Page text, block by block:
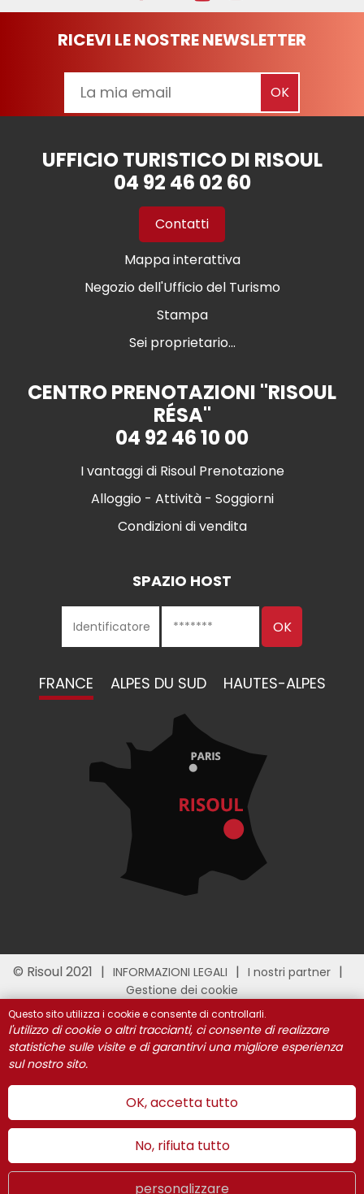
RICEVI LE NOSTRE NEWSLETTER
UFFICIO TURISTICO DI RISOUL
04 92 46 02 60
Contatti
Mappa interattiva
Negozio dell'Ufficio del Turismo
Stampa
Sei proprietario...
CENTRO PRENOTAZIONI "RISOUL
RÉSA"
04 92 46 10 00
I vantaggi di Risoul Prenotazione
Alloggio - Attività - Soggiorni
Condizioni di vendita
SPAZIO HOST
FRANCE ALPES DU SUD HAUTES-ALPES
© Risoul 2021 INFORMAZIONI LEGALI
I nostri partner
Gestione dei cookie
Questo sito utilizza i cookie e consente di controllarli.
l'utilizzo di cookie o altri traccianti, ci consente di realizzare
statistiche sulle visite e di garantirvi una migliore esperienza
sul nostro sito.
OK, accetta tutto
No, rifiuta tutto
personalizzare